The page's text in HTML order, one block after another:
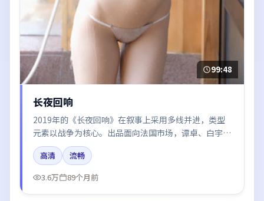
99:48
长夜回响
2019年的《长夜回响》在叙事上采用多线并进，类型
元素以战争为核心。出品面向法国市场，谭卓、白宇、
张子枫、汤唯、杨幂所饰角色推动关键反转，结尾留白
引发讨论。
高清
流畅
3.6万
89个月前